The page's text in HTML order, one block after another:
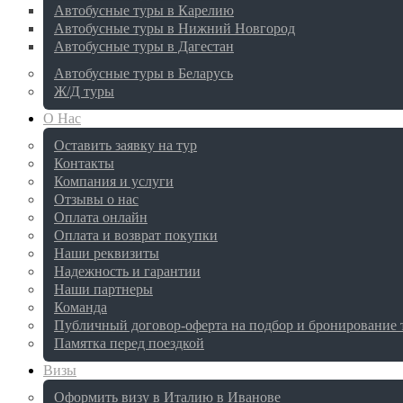
Автобусные туры в Карелию
Автобусные туры в Нижний Новгород
Автобусные туры в Дагестан
Автобусные туры в Беларусь
Ж/Д туры
О Нас
Оставить заявку на тур
Контакты
Компания и услуги
Отзывы о нас
Оплата онлайн
Оплата и возврат покупки
Наши реквизиты
Надежность и гарантии
Наши партнеры
Команда
Публичный договор-оферта на подбор и бронирование
Памятка перед поездкой
Визы
Оформить визу в Италию в Иванове